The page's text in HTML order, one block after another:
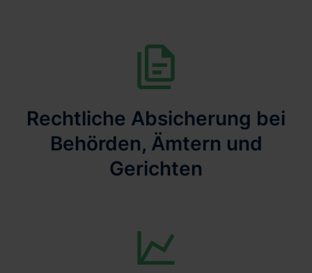
Rechtliche Absicherung bei
Behörden, Ämtern und
Gerichten